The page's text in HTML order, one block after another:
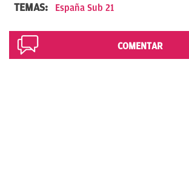
TEMAS: España Sub 21
COMENTAR